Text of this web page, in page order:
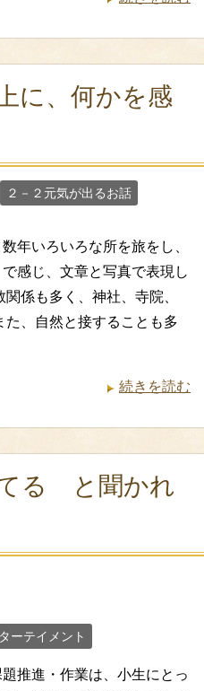
に、何かを感
２－２元気が出るお話
年いろいろな所を旅をし、
感じ、文章と写真で表現し
係も多く、神社、寺院、
、自然と接することも多
続きを読む
る と聞かれ
ーテイメント
推進・作業は、小生にとっ